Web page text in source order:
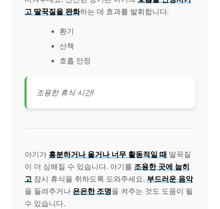
고 딸꾹질을 완화하는 데 효과를 발휘합니다.
환기
산책
호흡 안정
조용한 휴식 시간!
아기가 흥분하거나 울거나 너무 활동적일 때 딸꾹질
이 더 심해질 수 있습니다. 아기를 조용한 곳에 눕히
고 잠시 휴식을 취하도록 도와주세요. 부드러운 음악
을 들려주거나 은은한 조명을 켜주는 것도 도움이 될
수 있습니다.